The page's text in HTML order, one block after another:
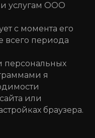
услугам ООО
с момента его
всего периода
персональных
я
или
браузера.